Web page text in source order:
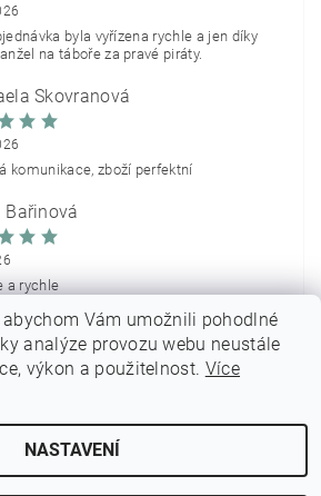
byla vyřízena rychle a jen díky
na táboře za pravé piráty.
Škovranová
komunikace, zboží perfektní
Bařinová
a rychle
Zobrazit další hodnocení
všechna práva vyhrazena
Vám umožnili pohodlné
analýze provozu webu neustále
výkon a použitelnost. Více
NASTAVENÍ